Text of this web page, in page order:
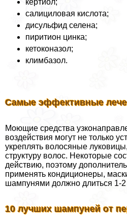
кертиол;
салициловая кислота;
дисульфид селена;
пиритион цинка;
кетоконазол;
климбазол.
Самые эффективные
Моющие средства
воздействия могут не только
укреплять волосяные
структуру волос. Некоторые
действию, поэтому
применять кондиционеры,
шампунями должно длиться 1-
10 лучших шампуней от